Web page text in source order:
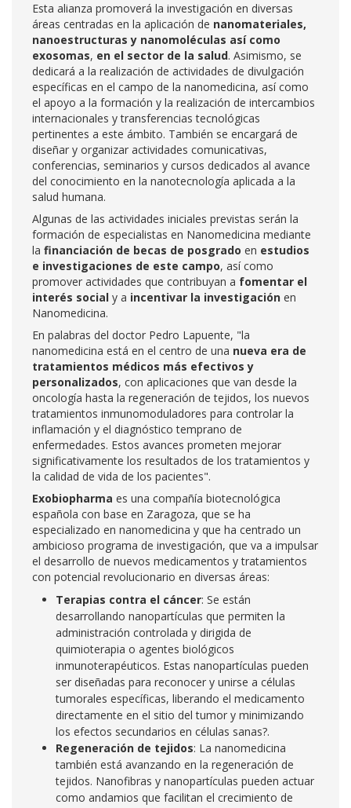
Esta alianza promoverá la investigación en diversas
áreas centradas en la aplicación de nanomateriales,
nanoestructuras y nanomoléculas así como
exosomas, en el sector de la salud. Asimismo, se
dedicará a la realización de actividades de divulgación
específicas en el campo de la nanomedicina, así como
el apoyo a la formación y la realización de intercambios
internacionales y transferencias tecnológicas
pertinentes a este ámbito. También se encargará de
diseñar y organizar actividades comunicativas,
conferencias, seminarios y cursos dedicados al avance
del conocimiento en la nanotecnología aplicada a la
salud humana.
Algunas de las actividades iniciales previstas serán la
formación de especialistas en Nanomedicina mediante
la financiación de becas de posgrado en estudios
e investigaciones de este campo, así como
promover actividades que contribuyan a fomentar el
interés social y a incentivar la investigación en
Nanomedicina.
En palabras del doctor Pedro Lapuente, "la
nanomedicina está en el centro de una nueva era de
tratamientos médicos más efectivos y
personalizados, con aplicaciones que van desde la
oncología hasta la regeneración de tejidos, los nuevos
tratamientos inmunomoduladores para controlar la
inflamación y el diagnóstico temprano de
enfermedades. Estos avances prometen mejorar
significativamente los resultados de los tratamientos y
la calidad de vida de los pacientes".
Exobiopharma es una compañía biotecnológica
española con base en Zaragoza, que se ha
especializado en nanomedicina y que ha centrado un
ambicioso programa de investigación, que va a impulsar
el desarrollo de nuevos medicamentos y tratamientos
con potencial revolucionario en diversas áreas:
Terapias contra el cáncer: Se están
desarrollando nanopartículas que permiten la
administración controlada y dirigida de
quimioterapia o agentes biológicos
inmunoterapéuticos. Estas nanopartículas pueden
ser diseñadas para reconocer y unirse a células
tumorales específicas, liberando el medicamento
directamente en el sitio del tumor y minimizando
los efectos secundarios en células sanas?.
Regeneración de tejidos: La nanomedicina
también está avanzando en la regeneración de
tejidos. Nanofibras y nanopartículas pueden actuar
como andamios que facilitan el crecimiento de